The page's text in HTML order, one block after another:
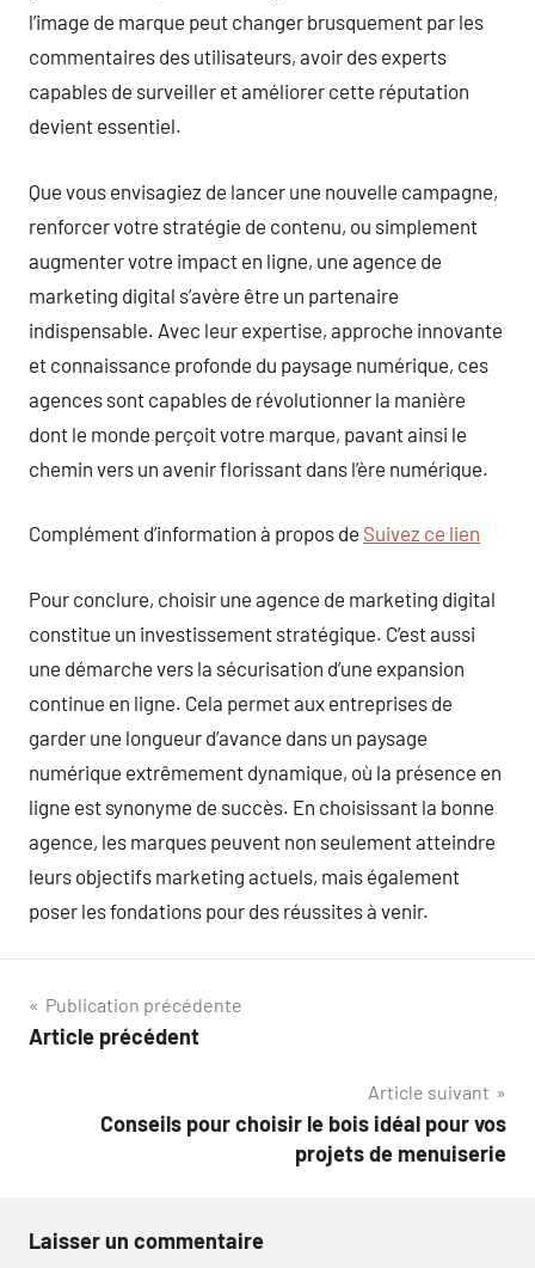
l’image de marque peut changer brusquement par les
commentaires des utilisateurs, avoir des experts
capables de surveiller et améliorer cette réputation
devient essentiel.
Que vous envisagiez de lancer une nouvelle campagne,
renforcer votre stratégie de contenu, ou simplement
augmenter votre impact en ligne, une agence de
marketing digital s’avère être un partenaire
indispensable. Avec leur expertise, approche innovante
et connaissance profonde du paysage numérique, ces
agences sont capables de révolutionner la manière
dont le monde perçoit votre marque, pavant ainsi le
chemin vers un avenir florissant dans l’ère numérique.
Complément d’information à propos de Suivez ce lien
Pour conclure, choisir une agence de marketing digital
constitue un investissement stratégique. C’est aussi
une démarche vers la sécurisation d’une expansion
continue en ligne. Cela permet aux entreprises de
garder une longueur d’avance dans un paysage
numérique extrêmement dynamique, où la présence en
ligne est synonyme de succès. En choisissant la bonne
agence, les marques peuvent non seulement atteindre
leurs objectifs marketing actuels, mais également
poser les fondations pour des réussites à venir.
Navigation
de
Publication précédente
Article précédent
Article suivant
Conseils pour choisir le bois idéal pour vos
projets de menuiserie
Laisser un commentaire